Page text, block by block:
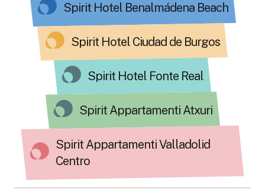
Spirit Hotel Benalmádena Beach
Spirit Hotel Ciudad de Burgos
Spirit Hotel Fonte Real
Spirit Appartamenti Atxuri
Spirit Appartamenti Valladolid
Centro